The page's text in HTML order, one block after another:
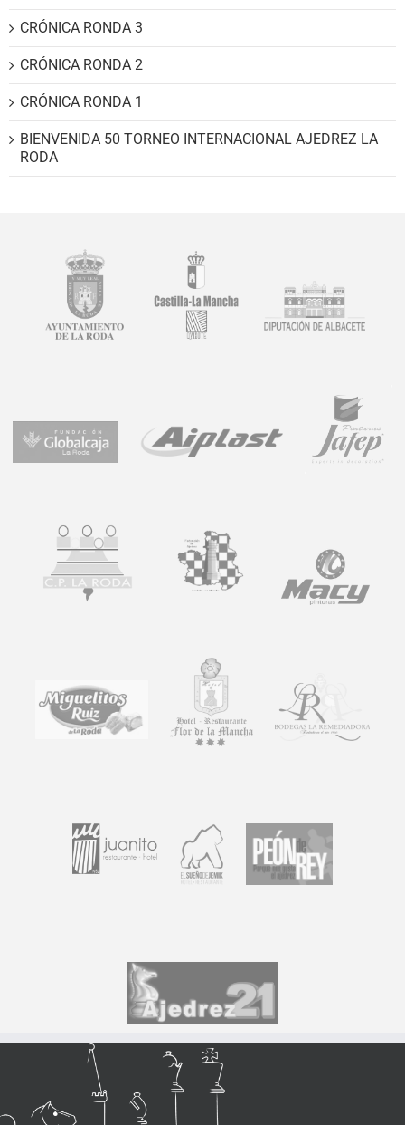
CRÓNICA RONDA 3
CRÓNICA RONDA 2
CRÓNICA RONDA 1
BIENVENIDA 50 TORNEO INTERNACIONAL AJEDREZ LA
RODA